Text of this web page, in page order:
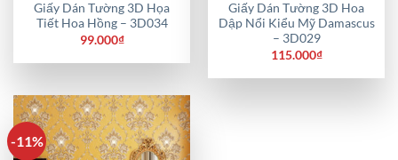
Giấy Dán Tường 3D Họa
Tiết Hoa Hồng – 3D034
99.000₫
Giấy Dán Tường 3D Hoa
Dập Nổi Kiểu Mỹ Damascus
– 3D029
115.000₫
-11%